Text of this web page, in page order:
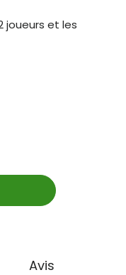
joueurs et les
Avis